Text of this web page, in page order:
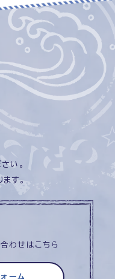
い。
す。
わせはこちら
ーム